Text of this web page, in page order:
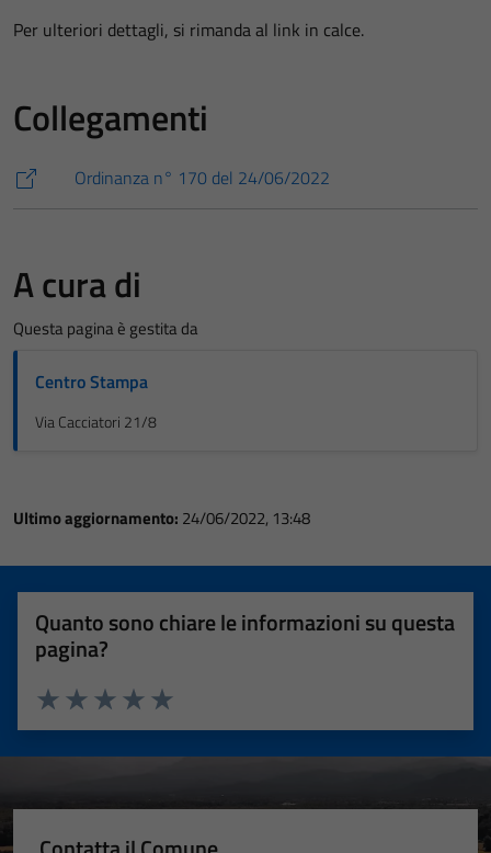
Per ulteriori dettagli, si rimanda al link in calce.
Collegamenti
Ordinanza n° 170 del 24/06/2022
A cura di
Questa pagina è gestita da
Centro Stampa
Via Cacciatori 21/8
Ultimo aggiornamento: 24/06/2022, 13:48
Quanto sono chiare le informazioni su questa
pagina?
Valuta 5 stelle su 5
Valuta 4 stelle su 5
Valuta 3 stelle su 5
Valuta 2 stelle su 5
Valuta 1 stelle su 5